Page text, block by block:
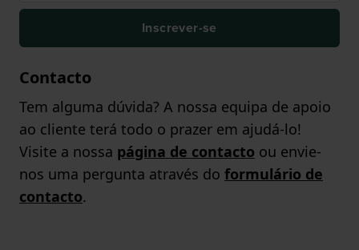
Inscrever-se
Contacto
Tem alguma dúvida? A nossa equipa de apoio
ao cliente terá todo o prazer em ajudá-lo!
Visite a nossa página de contacto ou envie-
nos uma pergunta através do formulário de
contacto.